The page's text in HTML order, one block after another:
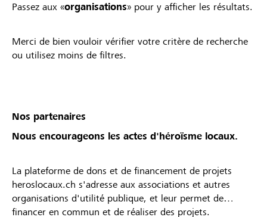
Passez aux «organisations» pour y afficher les résultats.
Merci de bien vouloir vérifier votre critère de recherche
ou utilisez moins de filtres.
Nos partenaires
Nous encourageons les actes d'héroïsme locaux.
La plateforme de dons et de financement de projets
heroslocaux.ch s'adresse aux associations et autres
organisations d'utilité publique, et leur permet de
financer en commun et de réaliser des projets.